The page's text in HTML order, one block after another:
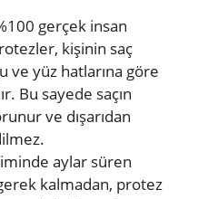
gerçek insan
kişinin saç
ve yüz hatlarına göre
Bu sayede saçın
ve dışarıdan
aylar süren
kalmadan, protez